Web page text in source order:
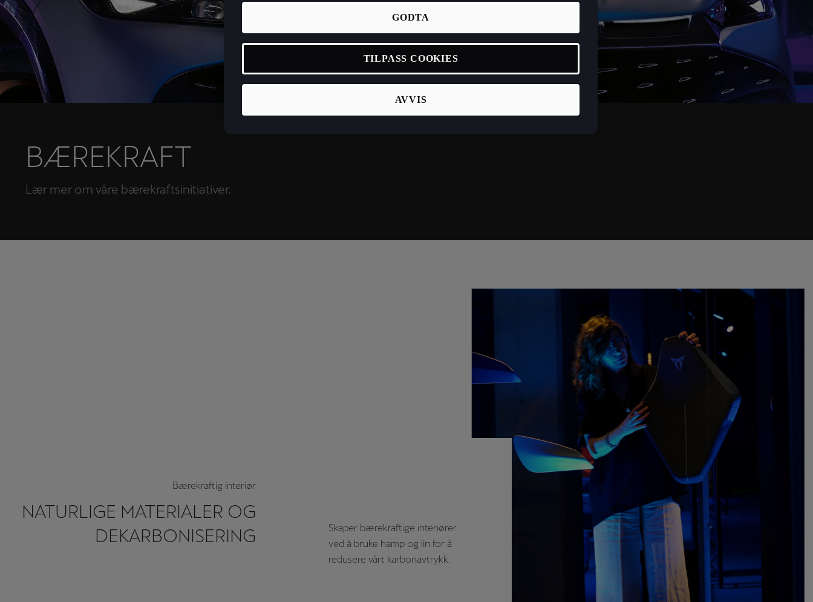
BÆREKRAFT
Lær mer om våre bærekraftsinitiativer.
Bærekraftig interiør
NATURLIGE MATERIALER OG
DEKARBONISERING
Skaper bærekraftige interiører
ved å bruke hamp og lin for å
redusere vårt karbonavtrykk.
AVVIS
GODTA
TILPASS COOKIES